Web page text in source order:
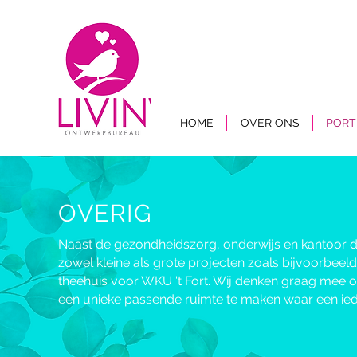
HOME OVER ONS
OVERIG
Naast de gezondheidszorg, onderwijs en kantoor
zowel kleine als grote projecten zoals
theehuis voor WKU 't Fort. Wij denken graag mee
een unieke passende ruimte te maken waar een